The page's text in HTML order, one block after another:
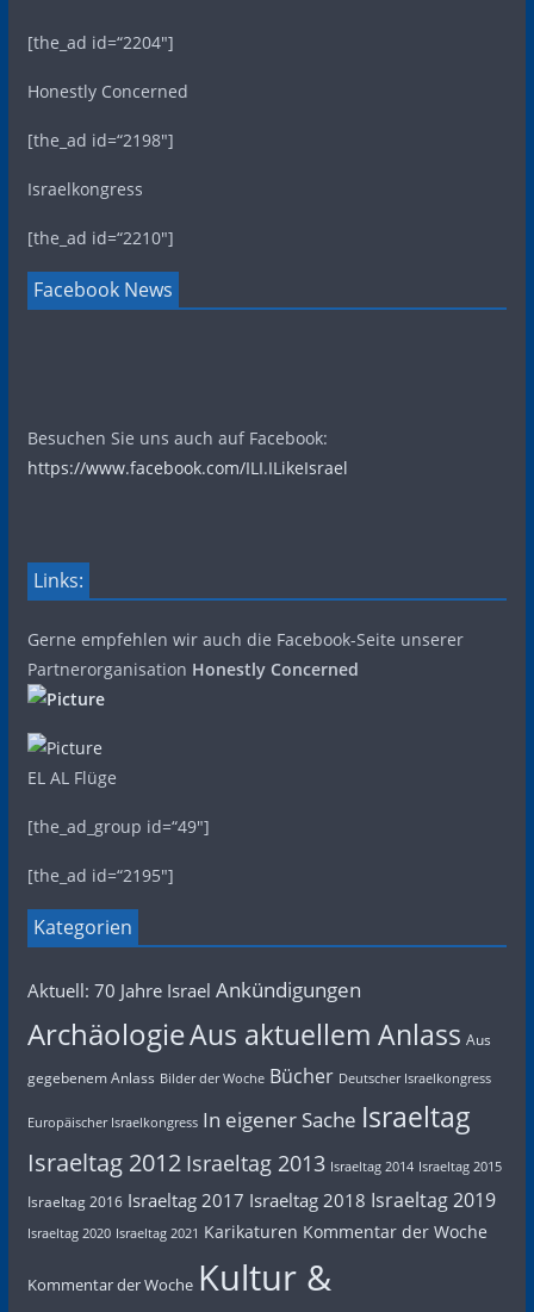
[the_ad id=“2204″]
Honestly Concerned
[the_ad id=“2198″]
Israelkongress
[the_ad id=“2210″]
Facebook News
Besuchen Sie uns auch auf Facebook:
https://www.facebook.com/ILI.ILikeIsrael
Links:
Gerne empfehlen wir auch die Facebook-Seite unserer
Partnerorganisation Honestly Concerned
EL AL Flüge
[the_ad_group id=“49″]
[the_ad id=“2195″]
Kategorien
Aktuell: 70 Jahre Israel Ankündigungen
ArchäologieAus aktuellem Anlass Aus
gegebenem Anlass Bilder der Woche Bücher Deutscher Israelkongress
Europäischer Israelkongress In eigener Sache Israeltag
Israeltag 2012 Israeltag 2013 Israeltag 2014 Israeltag 2015
Israeltag 2016 Israeltag 2017 Israeltag 2018 Israeltag 2019
Israeltag 2020 Israeltag 2021 Karikaturen Kommentar der Woche
Kommentar der Woche Kultur &